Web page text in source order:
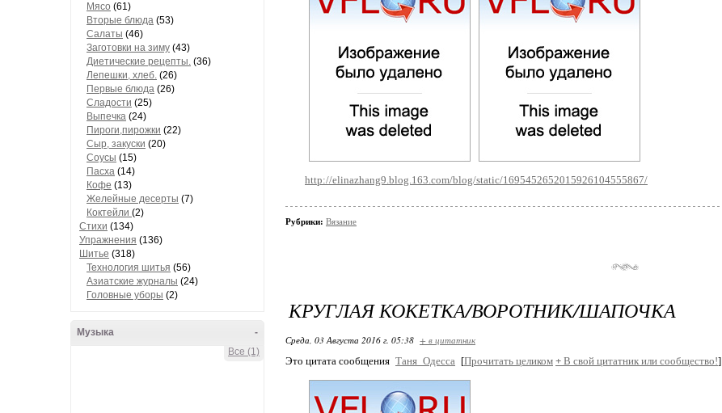
Мясо (61)
Вторые блюда (53)
Салаты (46)
Заготовки на зиму (43)
Диетические рецепты. (36)
Лепешки, хлеб. (26)
Первые блюда (26)
Сладости (25)
Выпечка (24)
Пироги,пирожки (22)
Сыр, закуски (20)
Соусы (15)
Пасха (14)
Кофе (13)
Желейные десерты (7)
Коктейли (2)
Стихи (134)
Упражнения (136)
Шитье (318)
Технология шитья (56)
Азиатские журналы (24)
Головные уборы (2)
-
Музыка
Все (1)
http://elinazhang9.blog.163.com/blog/static/1695452652015926104555867/
Рубрики: Вязание
КРУГЛАЯ КОКЕТКА/ВОРОТНИК/ШАПОЧКА
Среда, 03 Августа 2016 г. 05:38 + в цитатник
Это цитата сообщения Таня_Одесса [Прочитать целиком + В свой цитатник или сообщество!]